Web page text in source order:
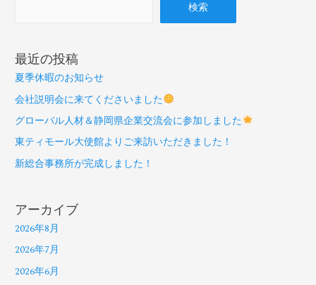
検索
最近の投稿
夏季休暇のお知らせ
会社説明会に来てくださいました
グローバル人材＆静岡県企業交流会に参加しました
東ティモール大使館よりご来訪いただきました！
新総合事務所が完成しました！
アーカイブ
2026年8月
2026年7月
2026年6月